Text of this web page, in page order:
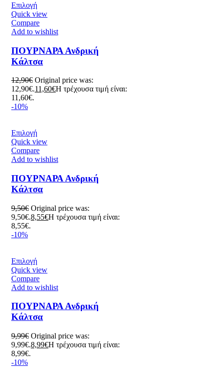
Επιλογή
Quick view
Compare
Add to wishlist
ΠΟΥΡΝΑΡΑ Ανδρική
Κάλτσα
12,90€ Original price was:
12,90€.11,60€Η τρέχουσα τιμή είναι:
11,60€.
-10%
Επιλογή
Quick view
Compare
Add to wishlist
ΠΟΥΡΝΑΡΑ Ανδρική
Κάλτσα
9,50€ Original price was:
9,50€.8,55€Η τρέχουσα τιμή είναι:
8,55€.
-10%
Επιλογή
Quick view
Compare
Add to wishlist
ΠΟΥΡΝΑΡΑ Ανδρική
Κάλτσα
9,99€ Original price was:
9,99€.8,99€Η τρέχουσα τιμή είναι:
8,99€.
-10%